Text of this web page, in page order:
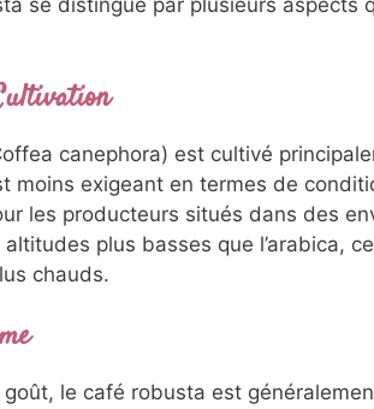
se distingue par plusieurs aspects
canephora) est cultivé
moins exigeant en termes de
les producteurs situés dans des
plus basses que l’arabica,
chauds.
goût, le café robusta est